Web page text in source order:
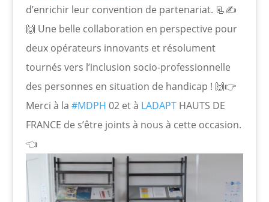
d’enrichir leur convention de partenariat. 📃✍️
🙌 Une belle collaboration en perspective pour
deux opérateurs innovants et résolument
tournés vers l’inclusion socio-professionnelle
des personnes en situation de handicap ! 🙌👉
Merci à la #MDPH 02 et à LADAPTHAUTS DE
FRANCE de s’être joints à nous à cette occasion.
👈